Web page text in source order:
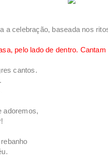
a celebração, baseada nos
pelo lado de dentro.
cantos.
adoremos,